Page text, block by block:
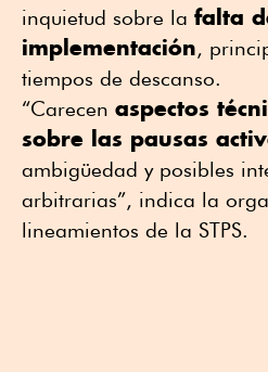
inquietud sobre la falta
implementación,
tiempos de descanso.
“Carecen aspectos
sobre las pausas
ambigüedad y posibles
arbitrarias”, indica la
lineamientos de la STPS.